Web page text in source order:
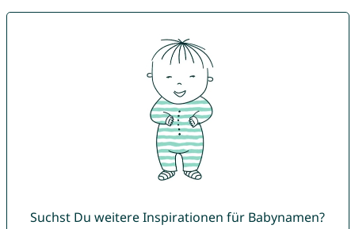
Suchst Du weitere Inspirationen für Babynamen?